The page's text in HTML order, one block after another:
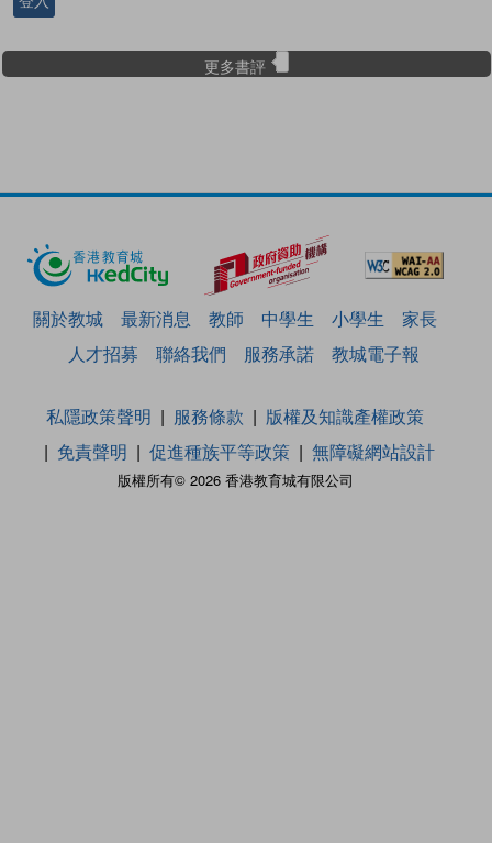
更多書評
關於教城 最新消息 教師 中學生 小學生
家長
人才招募
聯絡我們 服務承諾 教城電子報
版權所有© 2026 香港教育城有限公司
私隱政策聲明 服務條款
版權及知識產權政策
免責聲明
促進種族平等政策 無障礙網站設計